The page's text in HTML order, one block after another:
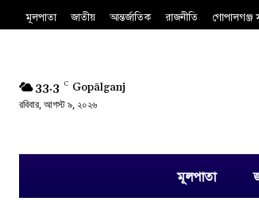
মূলপাতা জাতীয় আন্তর্জাতিক রাজনীতি গোপালগঞ্জ
33.3 C Gopālganj
রবিবার, আগস্ট ৯, ২০২৬
মূলপাতা